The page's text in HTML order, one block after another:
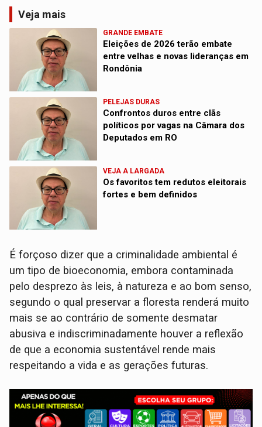
Veja mais
GRANDE EMBATE
Eleições de 2026 terão embate
entre velhas e novas lideranças em
Rondônia
PELEJAS DURAS
Confrontos duros entre clãs
políticos por vagas na Câmara dos
Deputados em RO
VEJA A LARGADA
Os favoritos tem redutos eleitorais
fortes e bem definidos
É forçoso dizer que a criminalidade ambiental é
um tipo de bioeconomia, embora contaminada
pelo desprezo às leis, à natureza e ao bom senso,
segundo o qual preservar a floresta renderá muito
mais se ao contrário de somente desmatar
abusiva e indiscriminadamente houver a reflexão
de que a economia sustentável rende mais
respeitando a vida e as gerações futuras.